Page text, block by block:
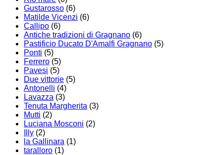
Gustarosso (6)
Matilde Vicenzi (6)
Callipo (6)
Antiche tradizioni di Gragnano (6)
Pastificio Ducato D'Amalfi Gragnano (5)
Ponti (5)
Ferrero (5)
Pavesi (5)
Due vittorie (5)
Antonelli (4)
Lavazza (3)
Tenuta Margherita (3)
Mutti (2)
Luciana Mosconi (2)
Illy (2)
la Gallinara (1)
taralloro (1)